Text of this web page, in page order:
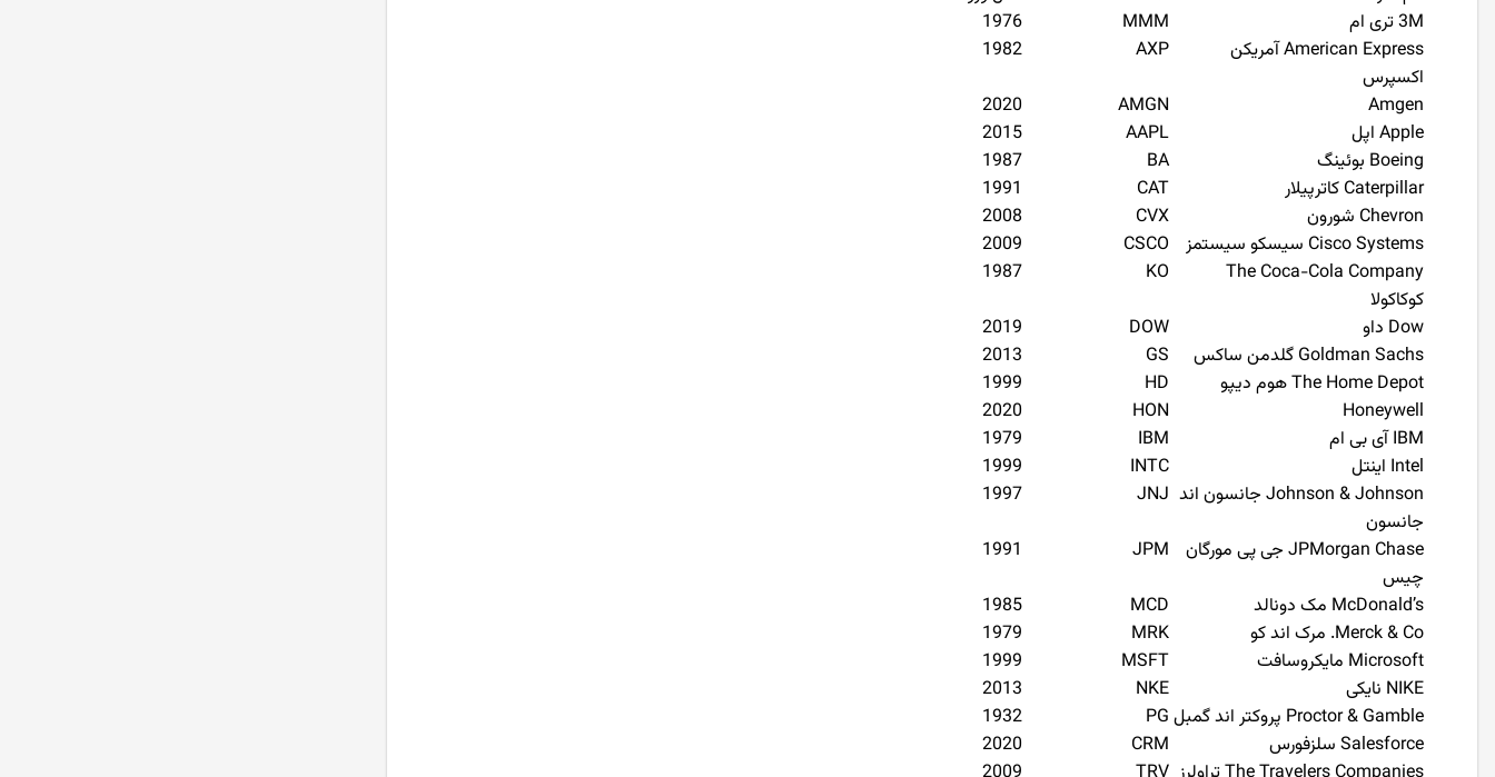
3M تری ام
MMM
1976
American Express آمریکن
اکسپرس
AXP
1982
Amgen
AMGN
2020
Apple اپل
AAPL
2015
Boeing بوئینگ
BA
1987
Caterpillar کاترپیلار
CAT
1991
Chevron شورون
CVX
2008
Cisco Systems سیسکو سیستمز
CSCO
2009
The Coca-Cola Company
کوکاکولا
KO
1987
Dow داو
DOW
2019
Goldman Sachs گلدمن ساکس
GS
2013
The Home Depot هوم دیپو
HD
1999
Honeywell
HON
2020
IBM آی بی ام
IBM
1979
Intel اینتل
INTC
1999
Johnson & Johnson جانسون اند
جانسون
JNJ
1997
JPMorgan Chase جی پی مورگان
چیس
JPM
1991
McDonald’s مک دونالد
MCD
1985
Merck & Co. مرک اند کو
MRK
1979
Microsoft مایکروسافت
MSFT
1999
NIKE نایکی
NKE
2013
Proctor & Gamble پروکتر اند گمبل
PG
1932
Salesforce سلزفورس
CRM
2020